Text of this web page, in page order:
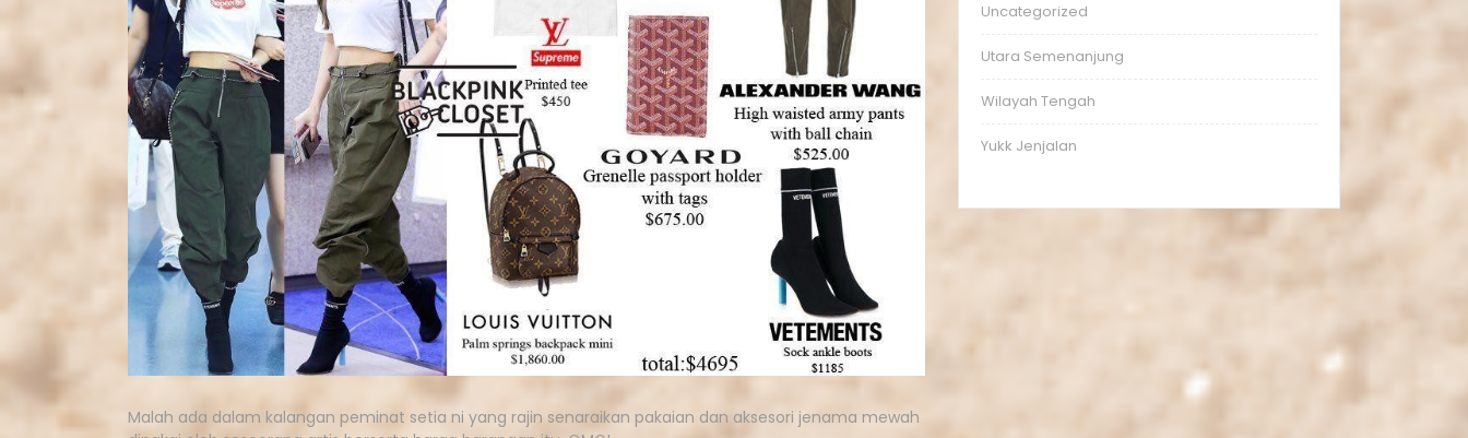
Malah ada dalam kalangan peminat setia ni yang rajin senaraikan pakaian dan aksesori jenama mewah
Uncategorized
Utara Semenanjung
Wilayah Tengah
Yukk Jenjalan